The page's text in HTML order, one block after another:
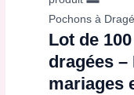
Pochons à
Lot de
dragées
mariages